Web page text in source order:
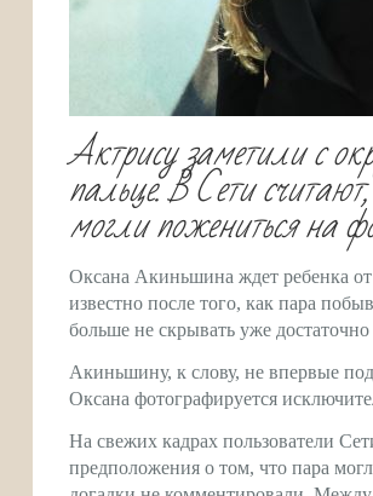
Актрису заметили с
пальце. В Сети
могли пожениться на
Оксана Акиньшина ждет ребенка от
известно после того, как пара
больше не скрывать уже
Акиньшину, к слову, не впервые
Оксана фотографируется
На свежих кадрах пользователи
предположения о том, что пара